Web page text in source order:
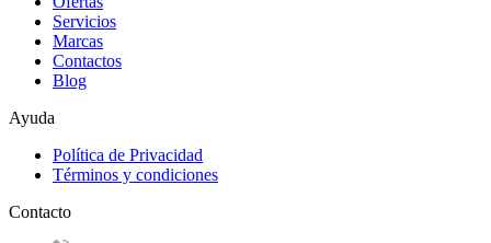
Servicios
Marcas
Contactos
Blog
Ayuda
Política de Privacidad
Términos y condiciones
Contacto